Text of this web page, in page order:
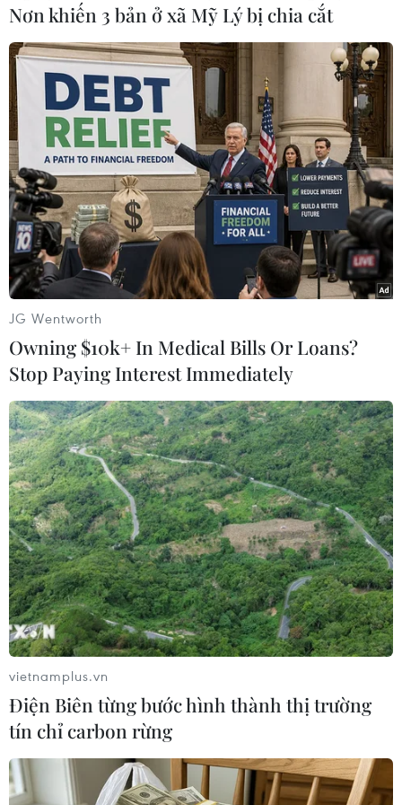
Khi phát hiện người bị điện giật cần nhanh
chóng tìm cách đưa người bị nạn ra khỏi nguồn
điện bằng cách ngắt thiết bị đóng cắt điện, cầu
dao, rút phích cắm, cầu chì… Mỗi người dân cần
tự trang bị kiến thức cơ bản về an toàn trong sử
dụng và phòng tránh tai nạn do điện gây ra./.
(TTXVN/Vietnam+)
#Lào Cai #thị trấn Phố Ràng
#hai mẹ con tử vong
#tử vong
#điện giật #tai nạn Lào Cai
Theo dõi VietnamPlus
TIN LIÊN QUAN
Nơn khiến 3 bản ở xã Mỹ Lý bị chia cắt
JG Wentworth
Owning $10k+ In Medical Bills Or Loans?
Stop Paying Interest Immediately
vietnamplus.vn
Điện Biên từng bước hình thành thị trường
tín chỉ carbon rừng